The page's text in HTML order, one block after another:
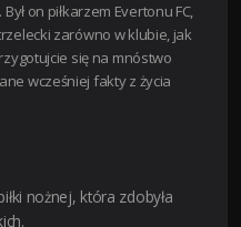
. Był on piłkarzem Evertonu FC,
zarówno w klubie, jak
się na mnóstwo
wcześniej fakty z życia
nożnej, która zdobyła